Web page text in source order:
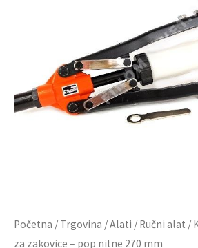
Početna / Trgovina /Alati / Ručni alat /
za zakovice – pop nitne 270 mm
količina